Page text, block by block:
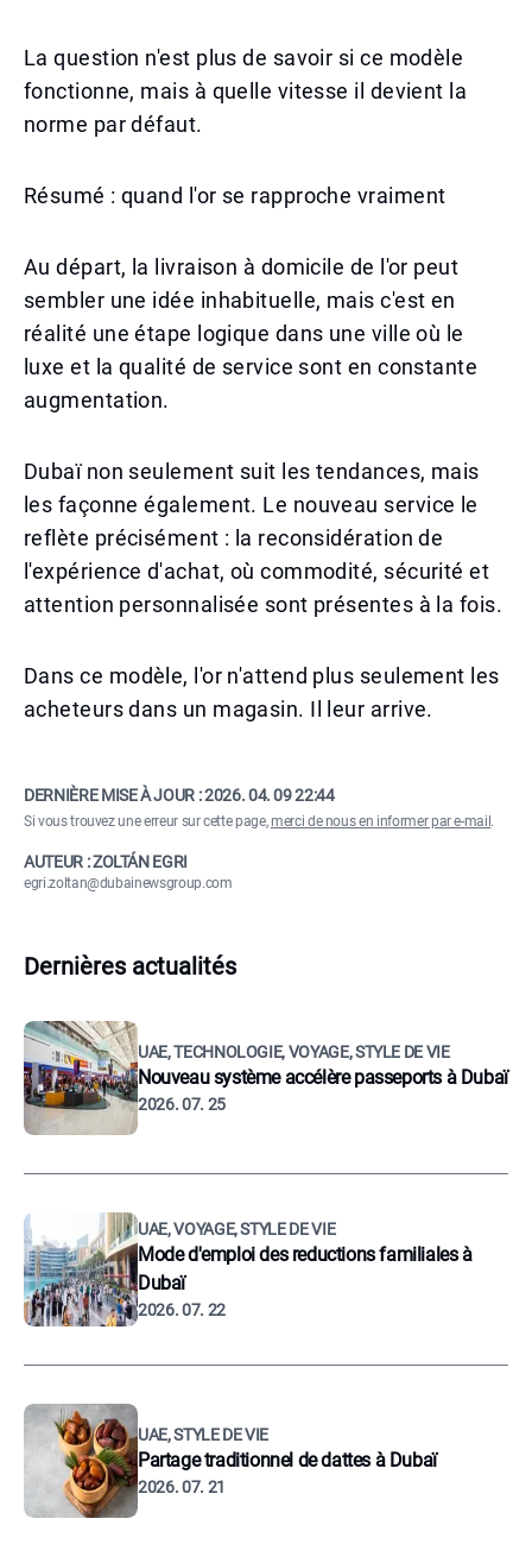
La question n'est plus de savoir si ce modèle
fonctionne, mais à quelle vitesse il devient la
norme par défaut.
Résumé : quand l'or se rapproche vraiment
Au départ, la livraison à domicile de l'or peut
sembler une idée inhabituelle, mais c'est en
réalité une étape logique dans une ville où le
luxe et la qualité de service sont en constante
augmentation.
Dubaï non seulement suit les tendances, mais
les façonne également. Le nouveau service le
reflète précisément : la reconsidération de
l'expérience d'achat, où commodité, sécurité et
attention personnalisée sont présentes à la fois.
Dans ce modèle, l'or n'attend plus seulement les
acheteurs dans un magasin. Il leur arrive.
DERNIÈRE MISE À JOUR :2026. 04. 09 22:44
Si vous trouvez une erreur sur cette page,merci de nous en informer par e-mail .
AUTEUR : ZOLTÁN EGRI
egri.zoltan@dubainewsgroup.com
Dernières actualités
UAE, TECHNOLOGIE, VOYAGE, STYLE DE VIE
Nouveau système accélère passeports à Dubaï
2026. 07. 25
UAE, VOYAGE, STYLE DE VIE
Mode d'emploi des reductions familiales à
Dubaï
2026. 07. 22
UAE, STYLE DE VIE
Partage traditionnel de dattes à Dubaï
2026. 07. 21